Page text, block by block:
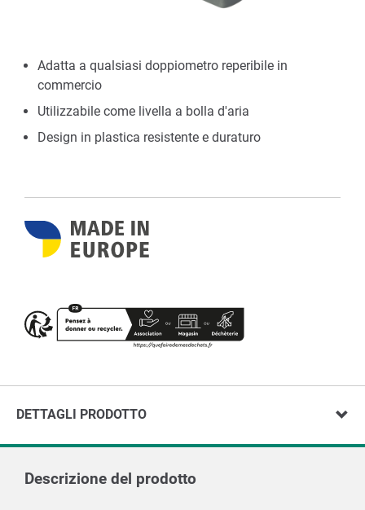
Adatta a qualsiasi doppiometro reperibile in
commercio
Utilizzabile come livella a bolla d'aria
Design in plastica resistente e duraturo
DETTAGLI PRODOTTO
Descrizione del prodotto